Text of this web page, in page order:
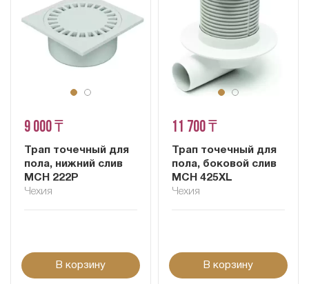
9 000 ₸
Трап точечный для
пола, нижний слив
MCH 222P
Чехия
В корзину
11 700 ₸
Трап точечный для
пола, боковой слив
MCH 425XL
Чехия
В корзину